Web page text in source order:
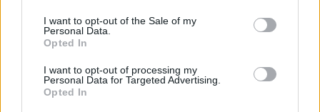
I want to opt-out of the Sale of my
Personal Data.
Opted In
I want to opt-out of processing my
Personal Data for Targeted Advertising.
Opted In